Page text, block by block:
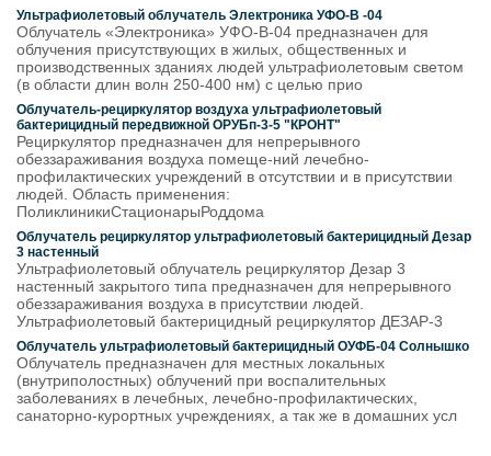
Ультрафиолетовый облучатель Электроника УФО-В -04
Облучатель «Электроника» УФО-В-04 предназначен для
облучения присутствующих в жилых, общественных и
производственных зданиях людей ультрафиолетовым светом
(в области длин волн 250-400 нм) с целью прио
Облучатель-рециркулятор воздуха ультрафиолетовый
бактерицидный передвижной ОРУБп-3-5 "КРОНТ"
Рециркулятор предназначен для непрерывного
обеззараживания воздуха помеще-ний лечебно-
профилактических учреждений в отсутствии и в присутствии
людей. Область применения:
ПоликлиникиСтационарыРоддома
Облучатель рециркулятор ультрафиолетовый бактерицидный Дезар
3 настенный
Ультрафиолетовый облучатель рециркулятор Дезар 3
настенный закрытого типа предназначен для непрерывного
обеззараживания воздуха в присутствии людей.
Ультрафиолетовый бактерицидный рециркулятор ДЕЗАР-3
Облучатель ультрафиолетовый бактерицидный ОУФБ-04 Солнышко
Облучатель предназначен для местных локальных
(внутриполостных) облучений при воспалительных
заболеваниях в лечебных, лечебно-профилактических,
санаторно-курортных учреждениях, а так же в домашних усл